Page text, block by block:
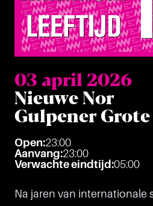
03 april 2026
Nieuwe Nor
Gulpener Grote
Open:23:00
Aanvang:23:00
Verwachte eindtijd:05:00
Na jaren van internationale